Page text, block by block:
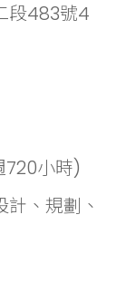
段483號4
720小時)
、規劃、